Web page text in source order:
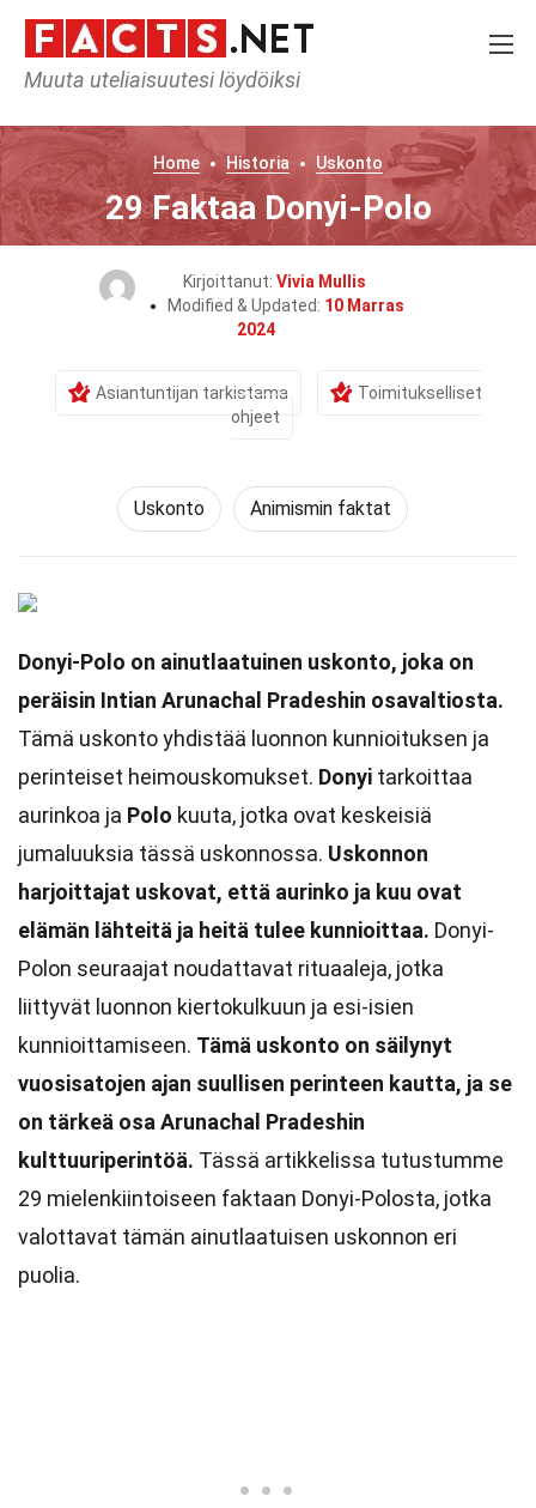
Muuta uteliaisuutesi löydöiksi
Home Historia Uskonto
29 Faktaa Donyi-Polo
Kirjoittanut: Vivia Mullis
Modified & Updated: 10 Marras
2024
Asiantuntijan tarkistama
Toimitukselliset
ohjeet
Uskonto Animismin faktat
Donyi-Polo on ainutlaatuinen uskonto, joka on
peräisin Intian Arunachal Pradeshin osavaltiosta.
Tämä uskonto yhdistää luonnon kunnioituksen ja
perinteiset heimouskomukset. Donyi tarkoittaa
aurinkoa ja Polo kuuta, jotka ovat keskeisiä
jumaluuksia tässä uskonnossa. Uskonnon
harjoittajat uskovat, että aurinko ja kuu ovat
elämän lähteitä ja heitä tulee kunnioittaa. Donyi-
Polon seuraajat noudattavat rituaaleja, jotka
liittyvät luonnon kiertokulkuun ja esi-isien
kunnioittamiseen. Tämä uskonto on säilynyt
vuosisatojen ajan suullisen perinteen kautta, ja se
on tärkeä osa Arunachal Pradeshin
kulttuuriperintöä. Tässä artikkelissa tutustumme
29 mielenkiintoiseen faktaan Donyi-Polosta, jotka
valottavat tämän ainutlaatuisen uskonnon eri
puolia.